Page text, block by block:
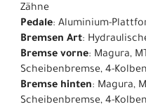
Zähne
Pedale: Aluminium-
Bremsen Art:
Bremse vorne: Magura,
Scheibenbremse, 4-Kolben
Bremse hinten: Magura,
Scheibenbremse, 4-Kolben